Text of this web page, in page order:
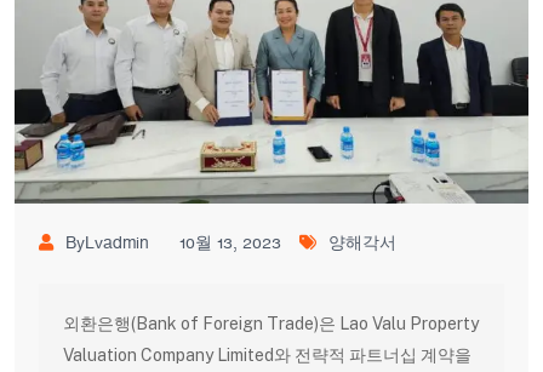
ByLvadmin 10월 13, 2023 양해각서
외환은행(Bank of Foreign Trade)은 Lao Valu Property
Valuation Company Limited와 전략적 파트너십 계약을